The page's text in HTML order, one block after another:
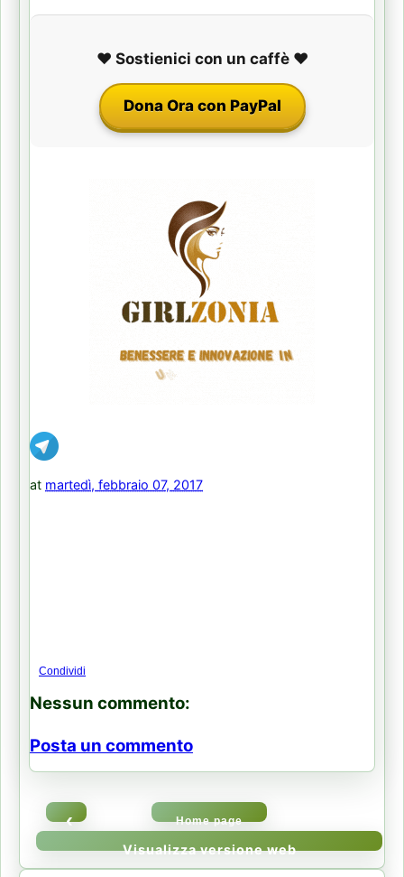
❤️ Sostienici con un caffè ❤️
Dona Ora con PayPal
at martedì, febbraio 07, 2017
Condividi
Nessun commento:
Posta un commento
‹ Home page
Visualizza versione web